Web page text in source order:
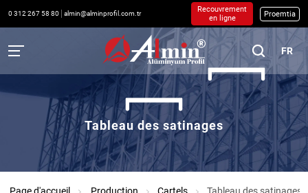
0 312 267 58 80 almin@alminprofil.com.tr
Recouvrement
en ligne
Proemtia
FR
Tableau des satinages